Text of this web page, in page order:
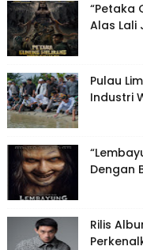
“Petaka
Alas Lali
Pulau
Industri
Dengan
Rilis